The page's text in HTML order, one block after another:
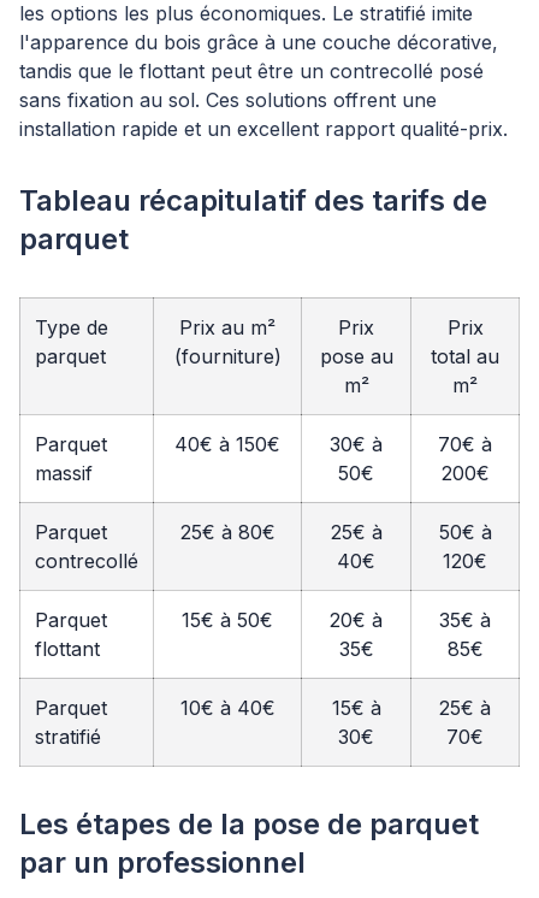
les options les plus économiques. Le stratifié imite
l'apparence du bois grâce à une couche décorative,
tandis que le flottant peut être un contrecollé posé
sans fixation au sol. Ces solutions offrent une
installation rapide et un excellent rapport qualité-prix.
Tableau récapitulatif des tarifs de
parquet
Type de
parquet
Prix au m²
(fourniture)
Prix
pose au
m²
Prix
total au
m²
Parquet
massif
40€ à 150€
30€ à
50€
70€ à
200€
Parquet
contrecollé
25€ à 80€
25€ à
40€
50€ à
120€
Parquet
flottant
15€ à 50€
20€ à
35€
35€ à
85€
Parquet
stratifié
10€ à 40€
15€ à
30€
25€ à
70€
Les étapes de la pose de parquet
par un professionnel